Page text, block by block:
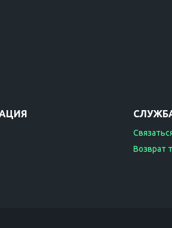
Возврат